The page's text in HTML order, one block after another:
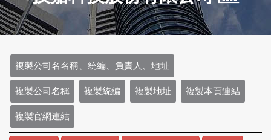
複製公司名名稱、統編、負責人、地址
複製公司名稱 複製統編 複製地址 複製本頁連結
複製官網連結